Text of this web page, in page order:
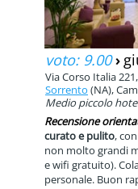
voto: 9.00›
Via Corso Italia 221,
Sorrento (NA),
Medio piccolo
Recensione
curato e pulito,
non molto grandi
e wifi gratuito).
personale. Buon